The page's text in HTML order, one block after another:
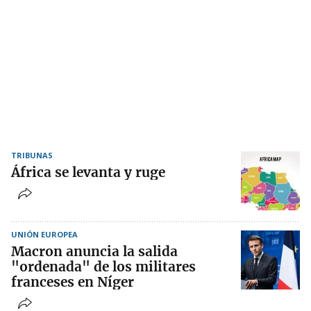
TRIBUNAS
África se levanta y ruge
UNIÓN EUROPEA
Macron anuncia la salida
"ordenada" de los militares
franceses en Níger